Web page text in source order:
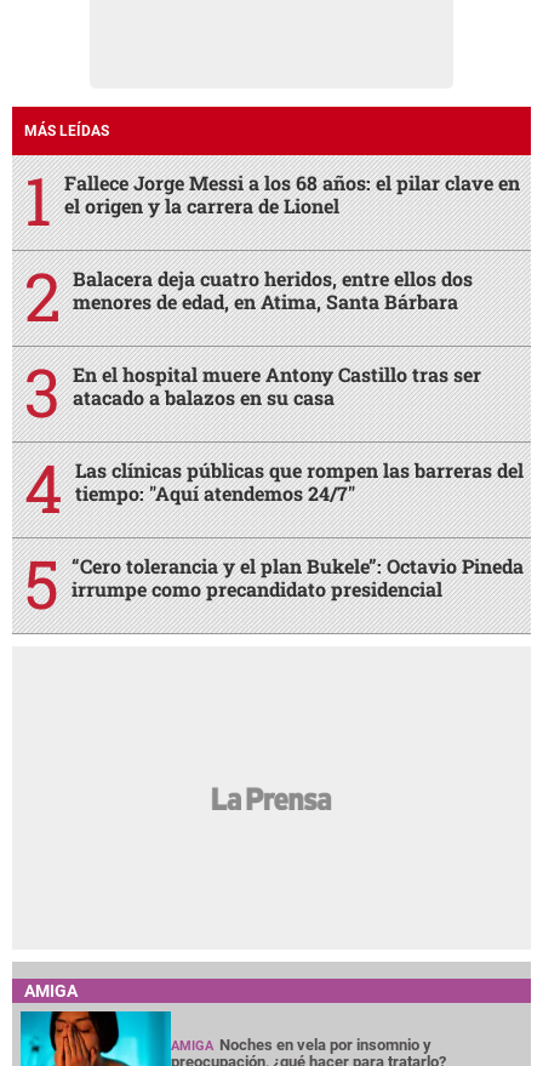
MÁS LEÍDAS
Fallece Jorge Messi a los 68 años: el pilar clave en
el origen y la carrera de Lionel
Balacera deja cuatro heridos, entre ellos dos
menores de edad, en Atima, Santa Bárbara
En el hospital muere Antony Castillo tras ser
atacado a balazos en su casa
Las clínicas públicas que rompen las barreras del
tiempo: "Aquí atendemos 24/7"
“Cero tolerancia y el plan Bukele”: Octavio Pineda
irrumpe como precandidato presidencial
AMIGA
AMIGA Noches en vela por insomnio y
preocupación, ¿qué hacer para tratarlo?